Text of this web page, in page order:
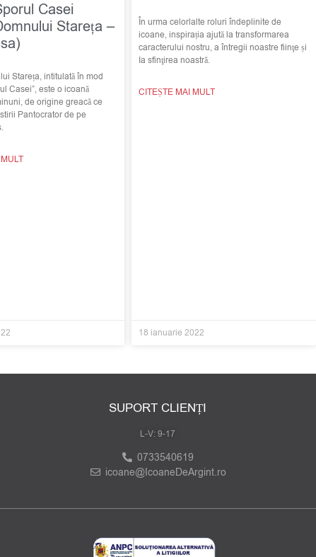
Casei
Stareța –
Stareța, intitulată în mod
Casei”, este o icoană
de origine greacă ce
Pantocrator de pe
În urma celorlalte roluri îndeplinite de
icoane, inspirația ajută la transformarea
caracterului nostru, a întregii noastre fiinţe și
Ia sfinţirea noastră.
CITEȘTE MAI MULT
18 ianuarie 2022
SUPORT CLIENȚI
L-V: 9-17
0733540619
icoane@IcoaneDeArgint.ro